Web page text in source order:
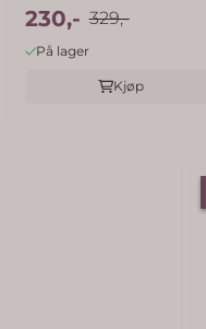
joggebukse - forest ...
230,- 329,-
På lager
Kjøp